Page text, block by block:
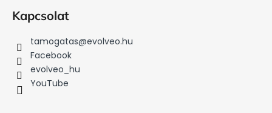
Kapcsolat
tamogatas@evolveo.hu
Facebook
evolveo_hu
YouTube